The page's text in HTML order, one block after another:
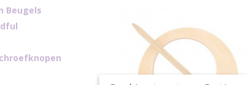
Beugels